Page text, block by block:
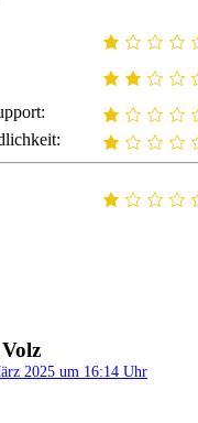
2025 um 16:14 Uhr